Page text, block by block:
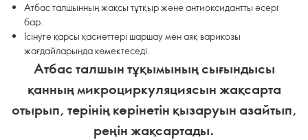
Атбас талшынның жақсы тұтқыр және антиоксидантты әсері
бар.
Ісінуге қарсы қасиеттері шаршау мен аяқ варикозы
жағдайларында көмектеседі.
Атбас талшын тұқымының сығындысы
қанның микроциркуляциясын жақсарта
отырып, терінің көрінетін қызаруын азайтып,
реңін жақсартады.